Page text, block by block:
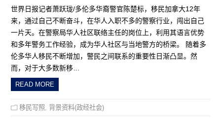
世界日报记者萧跃珑/多伦多华裔警官陈楚标，移民加拿大12年
来，通过自己不断奋斗，在华人入职不多的警察行业，闯出自己
一片天。在警察局华人社区联络主任的岗位上，利用其语言优势
和多年警务工作经验，成为华人社区与当地警方的桥梁。 随着多
伦多华人移民不断增加，警民之间联系的重要性日渐凸显。然
而，对于大多数新移…
READ MORE
移民写照 背景资料(政经社会)